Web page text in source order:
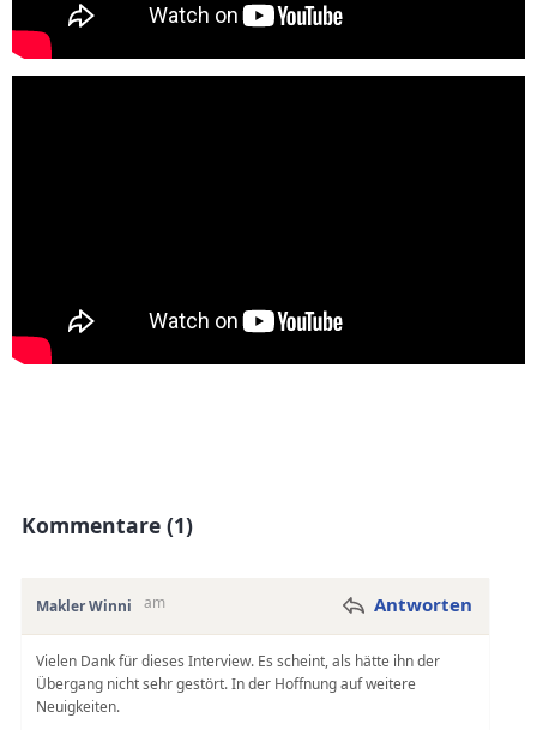
Kommentare (1)
Makler Winni am Antworten
Vielen Dank für dieses Interview. Es scheint, als hätte ihn der
Übergang nicht sehr gestört. In der Hoffnung auf weitere
Neuigkeiten.